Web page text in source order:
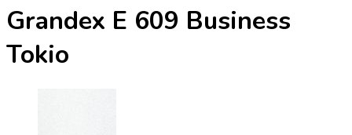
Grandex E 609 Business
Tokio